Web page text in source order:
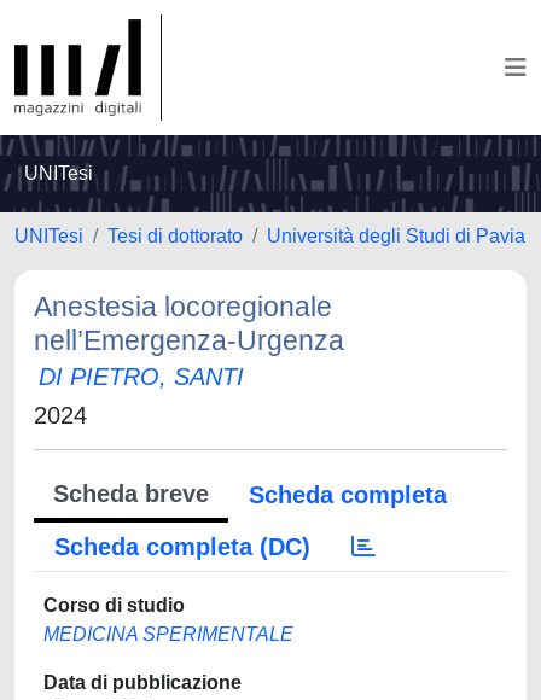
UNITesi
UNITesi Tesi di dottorato Università degli Studi di Pavia
Anestesia locoregionale
nell’Emergenza-Urgenza
DI PIETRO, SANTI
2024
Scheda breve
Scheda completa
Scheda completa (DC)
Corso di studio
MEDICINA SPERIMENTALE
Data di pubblicazione